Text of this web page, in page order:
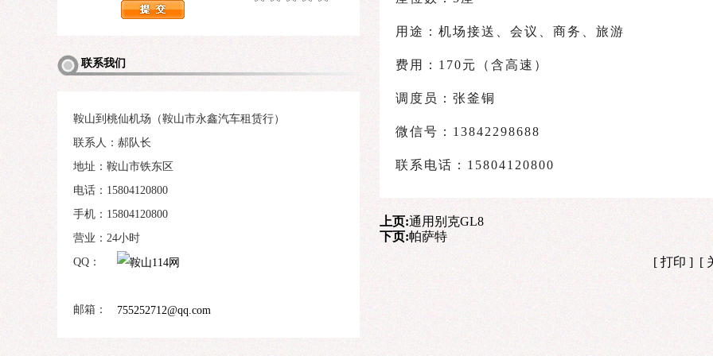
联系我们
鞍山到桃仙机场（鞍山市永鑫汽车租赁行）
联系人：郝队长
地址：鞍山市铁东区
电话：15804120800
手机：15804120800
营业：24小时
QQ：
邮箱： 755252712@qq.com
用途：机场接送、会议、商务、旅游
费用：170元（含高速）
调度员：张釜铜
微信号：13842298688
联系电话：15804120800
上页:通用别克GL8
下页:帕萨特
[ 打印 ] [